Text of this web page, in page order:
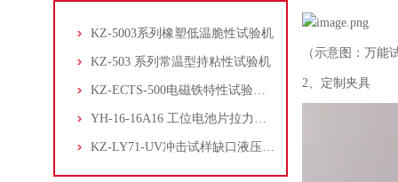
KZ-5003系列橡塑低温脆性试验机
KZ-503 系列常温型持粘性试验机
KZ-ECTS-500电磁铁特性试验系统
YH-16-16A16 工位电池片拉力试验机
KZ-LY71-UV冲击试样缺口液压拉床
（示意图：万能
2、 定制夹具